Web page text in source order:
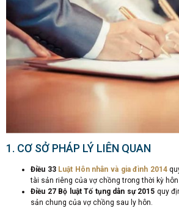
1. CƠ SỞ PHÁP LÝ LIÊN QUAN
Điều 33 Luật Hôn nhân và gia đình 2014
tài sản riêng của vợ chồng trong thời kỳ hôn
Điều 27 Bộ luật Tố tụng dân sự 2015 quy
sản chung của vợ chồng sau ly hôn.